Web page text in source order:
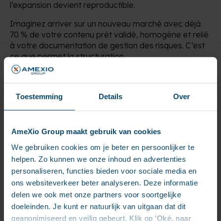
Toestemming Details Over
AmeXio Group maakt gebruik van cookies
We gebruiken cookies om je beter en persoonlijker te
helpen. Zo kunnen we onze inhoud en advertenties
personaliseren, functies bieden voor sociale media en
ons websiteverkeer beter analyseren. Deze informatie
delen we ook met onze partners voor soortgelijke
doeleinden. Je kunt er natuurlijk van uitgaan dat dit
geanonimiseerd en veilig gebeurt. Klik op 'Oké, naar
l’expansion devient reproductible.
Imaginez arriver sur un nouveau marché avec déjà
70 % de votre contenu prêt validé, homogène et relié
à votre documentation de gestion des risques. C’est
ce que permet la structuration.
Et lorsque vos équipes réglementaires et qualité
cessent de traiter chaque nouveau projet comme
une urgence ponctuelle, votre organisation devient
plus rapide, plus sûre et plus évolutive.
Le contrôle ne ralentit pas. Il
construit mieux.
L’une des idées reçues les plus répandues sur le
contenu structuré est qu’il ralentit les équipes. En
réalité, c’est l’inverse.